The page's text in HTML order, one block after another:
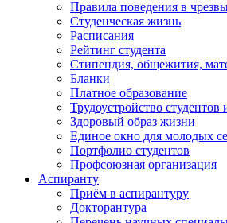
Правила поведения в
Студенческая жизнь
Расписания
Рейтинг студента
Стипендия, общежития,
Бланки
Платное образование
Трудоустройство
Здоровый образ жизни
Единое окно для молодых
Портфолио студентов
Профсоюзная организация
Аспиранту
Приём в аспирантуру
Докторантура